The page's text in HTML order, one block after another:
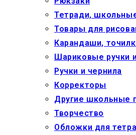
Тетради,
Товары для
Карандаши,
Шариковые ручки
Ручки и чернила
Корректоры
Другие школьные
Творчество
Обложки для